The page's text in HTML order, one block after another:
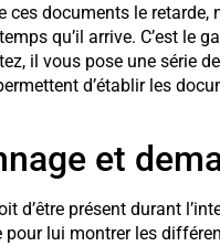
ces documents le
qu’il arrive. C’est le
il vous pose une série
d’établir les
et
d’être présent durant
lui montrer les